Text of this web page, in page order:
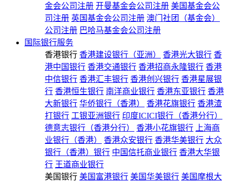
金会公司注册 开曼基金会公司注册 美国基金会公
司注册 英国基金会公司注册 澳门社团（基金会）
公司注册 巴哈马基金会公司注册
国际银行服务
香港银行 香港建设银行（亚洲） 香港光大银行 香
港中国银行 香港交通银行 香港招商永隆银行 香港
中信银行 香港汇丰银行 香港创兴银行 香港星展银
行 香港恒生银行 南洋商业银行 香港东亚银行 香港
大新银行 华侨银行（香港） 香港花旗银行 香港渣
打银行 工银亚洲银行 印度ICICI银行（香港分行）
德意志银行（香港分行）
香港小花旗银行
上海商
业银行（香港）
香港众安银行 香港华美银行 大众
银行（香港）银行 中国信托商业银行 香港大华银
行 王道商业银行
美国银行 美国富港银行 美国华美银行 美国摩根大